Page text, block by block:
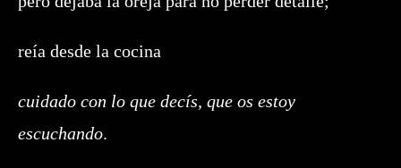
reía desde la cocina
cuidado con lo que decís, que os estoy
escuchando.